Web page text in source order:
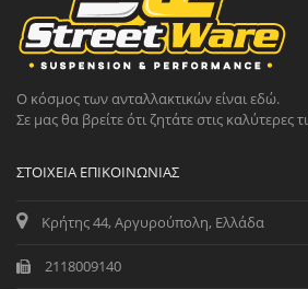
Ο κόσμος των ανταλλακτικών είναι εδώ.
Σε μας θα βρείτε ότι ζητάτε στις καλύτερες
ΣΤΟΙΧΕΊΑ ΕΠΙΚΟΙΝΩΝΊΑΣ
Κρήτης 44, Αργυρούπολη, Ελλάδα
2118009140